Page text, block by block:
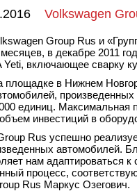
Volkswagen
Group Rus и
в декабре 2011
Yeti, включающее сварку
площадке в Нижнем
единиц. Максимальная
инвестиций в
Rus успешно
автомобилей.
нам адаптироваться
процесс,
Rus Маркус Озегович.